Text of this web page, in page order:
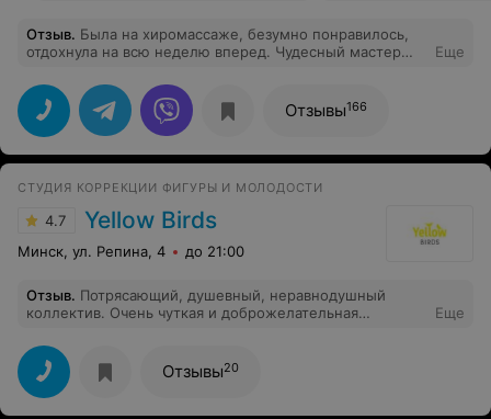
Отзыв. Была на хиромассаже, безумно понравилось,
отдохнула на всю неделю вперед. Чудесный мастер
Рекомендую посетить данную процедуру, а также это
отличный подарок для любого.
Еще
Отзывы166
СТУДИЯ КОРРЕКЦИИ ФИГУРЫ И МОЛОДОСТИ
4.7 Yellow Birds
Минск, ул. Репина, 4 до 21:00
Отзыв. Потрясающий, душевный, неравнодушный
коллектив. Очень чуткая и доброжелательная
потрясающие обертывания, благодаря которым кожа
подтянулась. Понравилось все: уровень обслуживания;
гибкость и клиентоориентированность персонала;
доброжелательность; стильный и уютный интерьер;
Еще
Отзывы20